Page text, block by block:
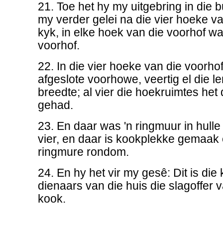
21. Toe het hy my uitgebring in die
my verder gelei na die vier hoeke
kyk, in elke hoek van die voorhof
voorhof.
22. In die vier hoeke van die
afgeslote voorhowe, veertig el die
breedte; al vier die hoekruimtes het
gehad.
23. En daar was 'n ringmuur in
vier, en daar is kookplekke gemaak
ringmure rondom.
24. En hy het vir my gesê: Dit is die
dienaars van die huis die slagoffer
kook.